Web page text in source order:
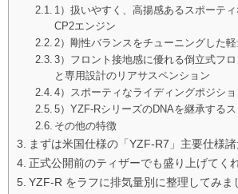
1）扱いやすく、高揚感あるスポーテ
CP2エンジン
2）剛性バランスをチューニングした
3）フロント接地感に優れる倒立式フ
と専用設計のリアサスペンション
4）スポーティなライディングポジショ
5）YZF-RシリーズのDNAを継承する
その他の特徴
まずは米国仕様の「YZF-R7」主要仕様
正式公開前のティザーでも盛り上げてく
YZF-R をラフに排気量別に整理してみま